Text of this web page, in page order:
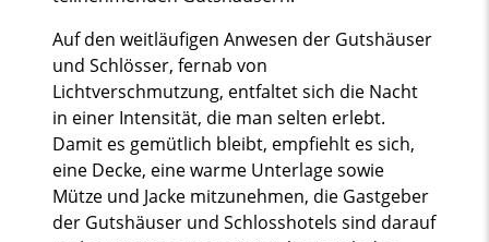
Auf den weitläufigen Anwesen der Gutshäuser
und Schlösser, fernab von
Lichtverschmutzung, entfaltet sich die Nacht
in einer Intensität, die man selten erlebt.
Damit es gemütlich bleibt, empfiehlt es sich,
eine Decke, eine warme Unterlage sowie
Mütze und Jacke mitzunehmen, die Gastgeber
der Gutshäuser und Schlosshotels sind darauf